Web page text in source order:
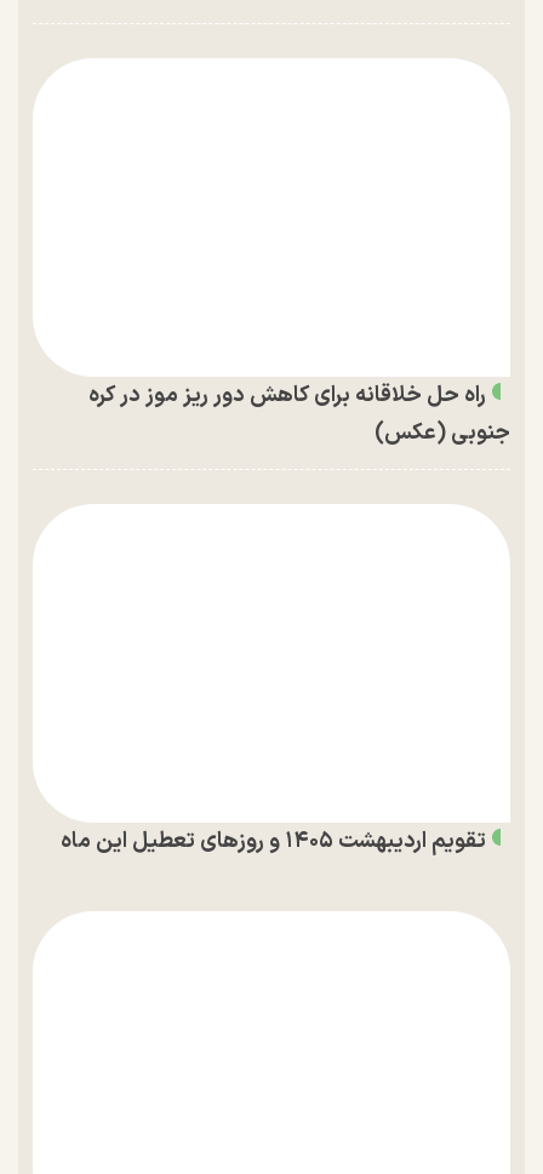
راه حل خلاقانه برای کاهش دور ریز موز در کره
جنوبی (عکس)
تقویم اردیبهشت ۱۴۰۵ و روز‌های تعطیل این ماه